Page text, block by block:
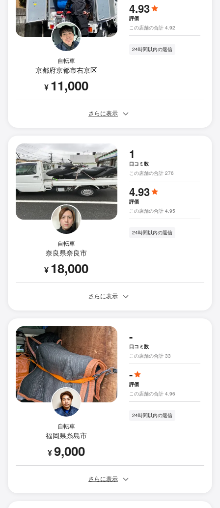
自転車
京都府京都市右京区
¥ 11,000
4.93
評価
この店舗の合計 4.92
24時間以内の返信
さらに表示
自転車
奈良県奈良市
¥ 18,000
1
口コミ数
この店舗の合計 276
4.93
評価
この店舗の合計 4.95
24時間以内の返信
さらに表示
自転車
福岡県糸島市
¥9,000
-
口コミ数
この店舗の合計 33
-
評価
この店舗の合計 4.96
24時間以内の返信
さらに表示